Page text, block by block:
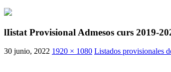
lIistat Provisional Admesos curs 2019-
30 junio, 2022 1920 × 1080 Listados provisionales